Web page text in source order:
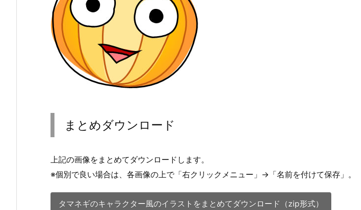
まとめダウンロード
上記の画像をまとめてダウンロードします。
※個別で良い場合は、各画像の上で「右クリックメニュー」→「名前を付けて保存」。
タマネギのキャラクター風のイラストをまとめてダウンロード（zip形式）